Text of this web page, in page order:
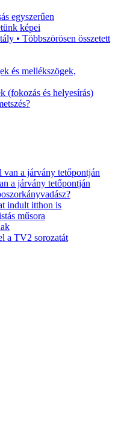
egyszerűen
képei
• Többszörösen összetett
és mellékszögek,
(fokozás és helyesírás)
a járvány tetőpontján
indult itthon is
műsora
a TV2 sorozatát